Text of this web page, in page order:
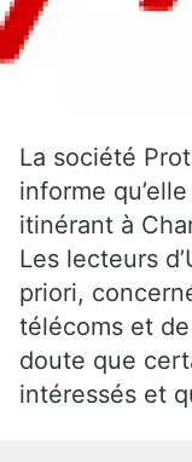
La société
informe
itinérant à
Les lecteurs
priori,
télécoms et
doute que
intéressés et